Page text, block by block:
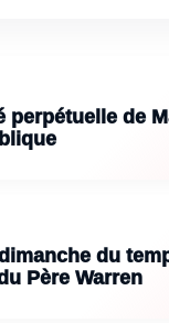
perpétuelle de
du
Père Warren